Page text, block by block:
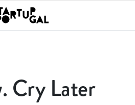
Cry Later